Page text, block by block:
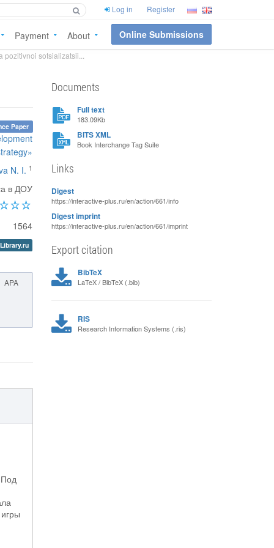
Log in Register
Payment About Online Submissions
sotsializatsii...
Paper
N. I. 1
в ДОУ
1564
APA
Под
Documents
Full text
183.09Kb
BITS XML
Book Interchange Tag Suite
Links
Digest
https://interactive-plus.ru/en/action/661/info
Digest imprint
https://interactive-plus.ru/en/action/661/imprint
Export citation
BibTeX
LaTeX / BibTeX (.bib)
RIS
Research Information Systems (.ris)